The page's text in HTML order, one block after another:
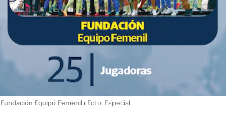
Fundación Equipó Femenilı Foto: Especial